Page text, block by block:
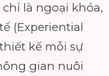
là ngoại khóa,
(Experiential
kế mỗi sự
gian nuôi